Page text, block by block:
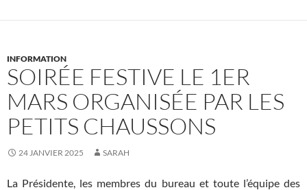
INFORMATION
SOIRÉE FESTIVE LE 1ER
MARS ORGANISÉE PAR LES
PETITS CHAUSSONS
24 JANVIER 2025 SARAH
La Présidente, les membres du bureau et toute l’équipe des